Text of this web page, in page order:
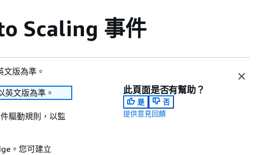
Scaling 事件
版為準。
英文版為準。
驅動規則，以監
。您可建立
此頁面是否有幫助？
是
否
提供意見回饋